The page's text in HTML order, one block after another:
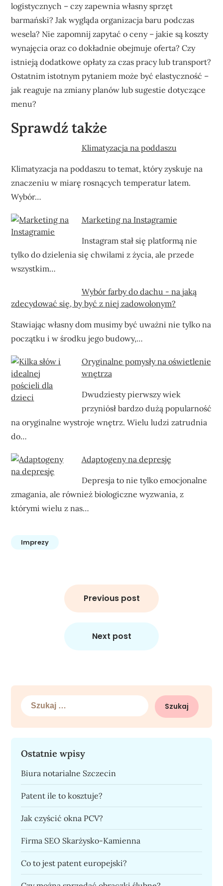
logistycznych – czy zapewnia własny sprzęt
barmański? Jak wygląda organizacja baru podczas
wesela? Nie zapomnij zapytać o ceny – jakie są koszty
wynajęcia oraz co dokładnie obejmuje oferta? Czy
istnieją dodatkowe opłaty za czas pracy lub transport?
Ostatnim istotnym pytaniem może być elastyczność –
jak reaguje na zmiany planów lub sugestie dotyczące
menu?
Sprawdź także
Klimatyzacja na poddaszu
Klimatyzacja na poddaszu to temat, który zyskuje na
znaczeniu w miarę rosnących temperatur latem.
Wybór…
Marketing na Instagramie
Instagram stał się platformą nie
tylko do dzielenia się chwilami z życia, ale przede
wszystkim…
Wybór farby do dachu - na jaką
zdecydować się, by być z niej zadowolonym?
Stawiając własny dom musimy być uważni nie tylko na
początku i w środku jego budowy,…
Oryginalne pomysły na oświetlenie
wnętrza
Dwudziesty pierwszy wiek
przyniósł bardzo dużą popularność
na oryginalne wystroje wnętrz. Wielu ludzi zatrudnia
do…
Adaptogeny na depresję
Depresja to nie tylko emocjonalne
zmagania, ale również biologiczne wyzwania, z
którymi wielu z nas…
Imprezy
Previous post
Next post
Szukaj:
Ostatnie wpisy
Biura notarialne Szczecin
Patent ile to kosztuje?
Jak czyścić okna PCV?
Firma SEO Skarżysko-Kamienna
Co to jest patent europejski?